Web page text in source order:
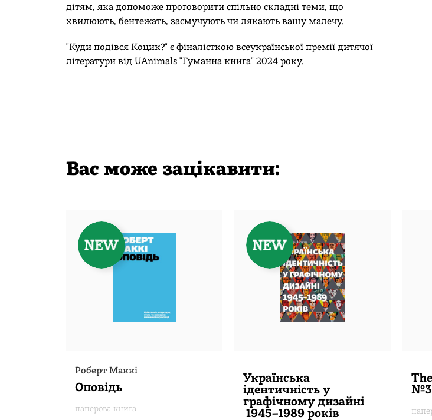
дітям, яка допоможе проговорити спільно складні теми, що
хвилюють, бентежать, засмучують чи лякають вашу малечу.
"Куди подівся Коцик?" є фіналісткою всеукраїнської премії дитячої
літератури від UAnimals "Гуманна книга" 2024 року.
Вас може зацікавити:
Роберт Маккі
Оповідь
паперова книга
Українська
ідентичність у
графічному дизайні
1945–1989 років
№3